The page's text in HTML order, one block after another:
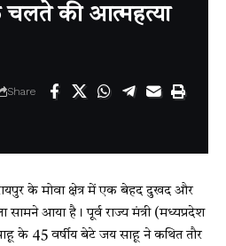
चलते की आत्महत्या
Share
के मोवा क्षेत्र में एक बेहद दुखद और
आया है। पूर्व राज्य मंत्री (मध्यप्रदेश
के 45 वर्षीय बेटे जय साहू ने कथित तौर